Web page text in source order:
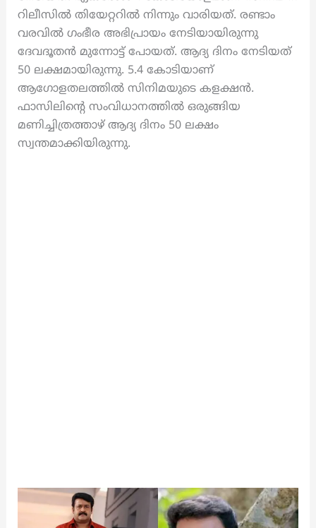
റിലീസിൽ തിയേറ്ററിൽ നിന്നും വാരിയത്. രണ്ടാം
വരവിൽ ഗംഭീര അഭിപ്രായം നേടിയായിരുന്നു
ദേവദൂതൻ മുന്നോട്ട് പോയത്. ആദ്യ ദിനം നേടിയത്
50 ലക്ഷമായിരുന്നു. 5.4 കോടിയാണ്
ആഗോളതലത്തിൽ സിനിമയുടെ കളക്ഷൻ.
ഫാസിലിന്റെ സംവിധാനത്തിൽ ഒരുങ്ങിയ
മണിച്ചിത്രത്താഴ് ആദ്യ ദിനം 50 ലക്ഷം
സ്വന്തമാക്കിയിരുന്നു.